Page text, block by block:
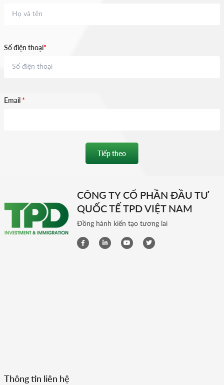
Số điện thoại*
Email *
Tiếp theo
CÔNG TY CỔ PHẦN ĐẦU TƯ
QUỐC TẾ TPD VIỆT NAM
Đồng hành kiến tạo tương lai
Thông tin liên hệ